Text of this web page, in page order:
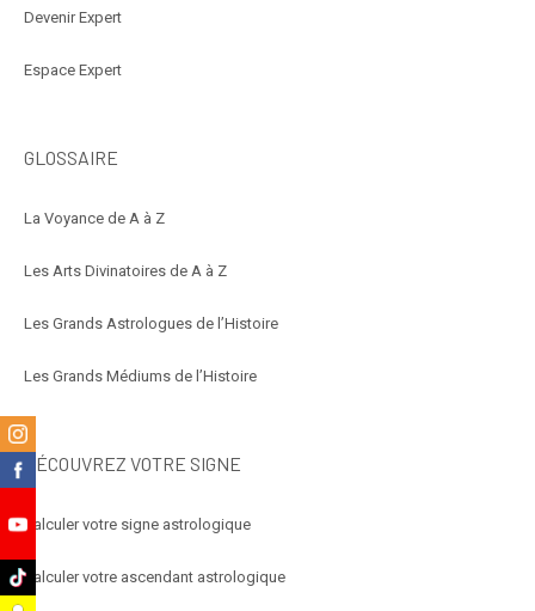
Devenir Expert
Espace Expert
GLOSSAIRE
La Voyance de A à Z
Les Arts Divinatoires de A à Z
Les Grands Astrologues de l’Histoire
Les Grands Médiums de l’Histoire
DÉCOUVREZ VOTRE SIGNE
Calculer votre signe astrologique
Calculer votre ascendant astrologique